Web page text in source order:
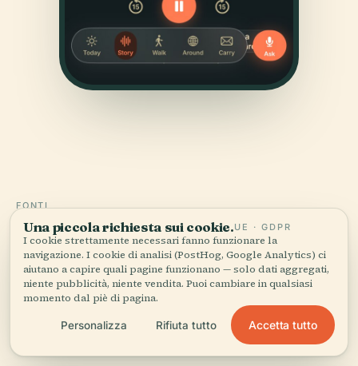
FONTI
Verificato,e mostrato.
Ricercata e scritta dal team editoriale di Audiala a
partire da documenti storici, archivi architettonici e
conoscenza del territorio.
Una piccola richiesta sui cookie.UE · GDPR
I cookie strettamente necessari fanno funzionare la
navigazione. I cookie di analisi (PostHog, Google Analytics) ci
aiutano a capire quali pagine funzionano — solo dati aggregati,
niente pubblicità, niente vendita. Puoi cambiare in qualsiasi
momento dal piè di pagina.
Personalizza Rifiuta tutto Accetta tutto